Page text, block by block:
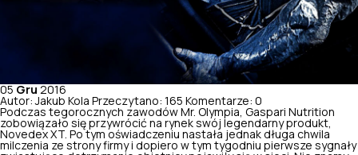
05 Gru 2016
Autor: Jakub Kola Przeczytano: 165 Komentarze: 0
Podczas tegorocznych zawodów Mr. Olympia, Gaspari Nutrition
zobowiązało się przywrócić na rynek swój legendarny produkt,
Novedex XT . Po tym oświadczeniu nastała jednak długa chwila
milczenia ze strony firmy i dopiero w tym tygodniu pierwsze sygnały